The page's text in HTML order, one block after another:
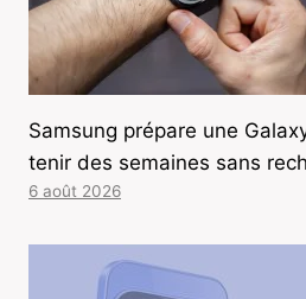
Samsung prépare une
tenir des semaines sans
6 août 2026